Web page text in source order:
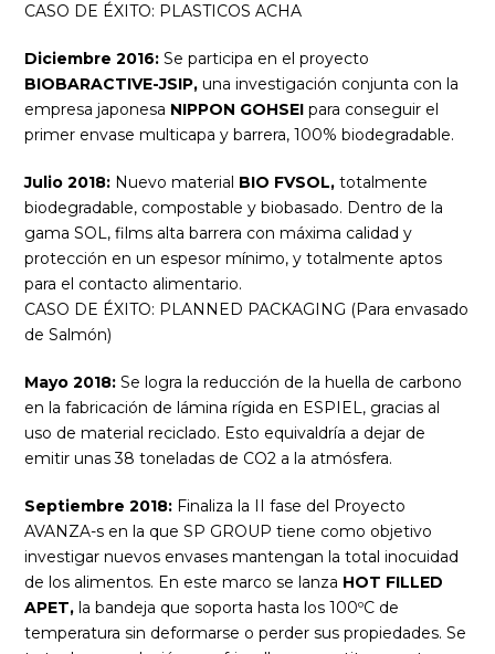
CASO DE ÉXITO: PLASTICOS ACHA
Diciembre 2016: Se participa en el proyecto
BIOBARACTIVE-JSIP, una investigación conjunta con la
empresa japonesa NIPPON GOHSEI para conseguir el
primer envase multicapa y barrera, 100% biodegradable.
Julio 2018: Nuevo material BIO FVSOL,totalmente
biodegradable, compostable y biobasado. Dentro de la
gama SOL, films alta barrera con máxima calidad y
protección en un espesor mínimo, y totalmente aptos
para el contacto alimentario.
CASO DE ÉXITO: PLANNED PACKAGING (Para envasado
de Salmón)
Mayo 2018:Se logra la reducción de la huella de carbono
en la fabricación de lámina rígida en ESPIEL, gracias al
uso de material reciclado. Esto equivaldría a dejar de
emitir unas 38 toneladas de CO2 a la atmósfera.
Septiembre 2018: Finaliza la II fase del Proyecto
AVANZA-s en la que SP GROUP tiene como objetivo
investigar nuevos envases mantengan la total inocuidad
de los alimentos. En este marco se lanza HOT FILLED
APET,la bandeja que soporta hasta los 100ºC de
temperatura sin deformarse o perder sus propiedades. Se